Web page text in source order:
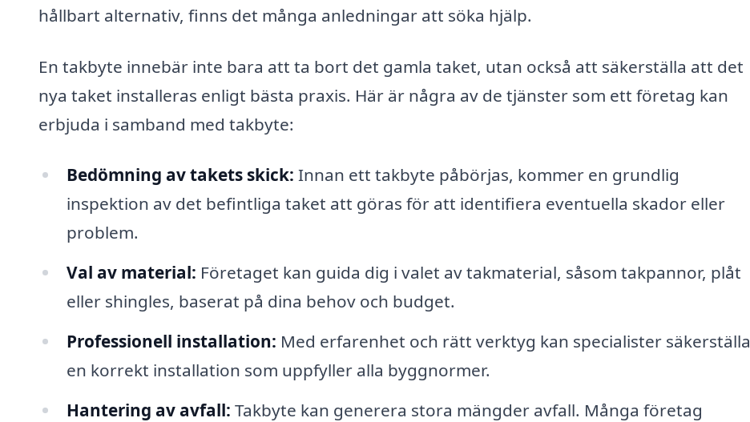
hållbart alternativ, finns det många anledningar att söka hjälp.
En takbyte innebär inte bara att ta bort det gamla taket, utan också att säkerställa att det
nya taket installeras enligt bästa praxis. Här är några av de tjänster som ett företag kan
erbjuda i samband med takbyte:
Bedömning av takets skick: Innan ett takbyte påbörjas, kommer en grundlig
inspektion av det befintliga taket att göras för att identifiera eventuella skador eller
problem.
Val av material: Företaget kan guida dig i valet av takmaterial, såsom takpannor, plåt
eller shingles, baserat på dina behov och budget.
Professionell installation: Med erfarenhet och rätt verktyg kan specialister säkerställa
en korrekt installation som uppfyller alla byggnormer.
Hantering av avfall: Takbyte kan generera stora mängder avfall. Många företag